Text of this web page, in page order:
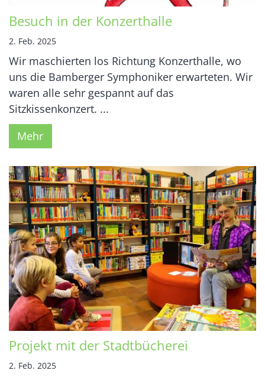
Besuch in der Konzerthalle
2. Feb. 2025
Wir maschierten los Richtung Konzerthalle, wo
uns die Bamberger Symphoniker erwarteten. Wir
waren alle sehr gespannt auf das
Sitzkissenkonzert. ...
Mehr
Projekt mit der Stadtbücherei
2. Feb. 2025